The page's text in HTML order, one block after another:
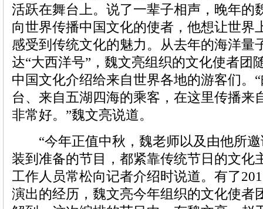
活跃在舞台上。说了一辈子相声，晚年的
向世界传播中国文化的使者，他想让世界
感受到传统文化的魅力。从去年的海洋量
达“大西洋号”，魏文亮组织的文化使者团
中国文化介绍给来自世界各地的游客们。
台、来自五湖四海的乘客，在这里传播来
非常好。”魏文亮说道。
“今年正值中秋，魏老师以及由他所邀
装到准备的节目，都紧靠传统节日的文化
工作人员常松向记者介绍时说道。有了
演出的经历，魏文亮今年组织的文化使者